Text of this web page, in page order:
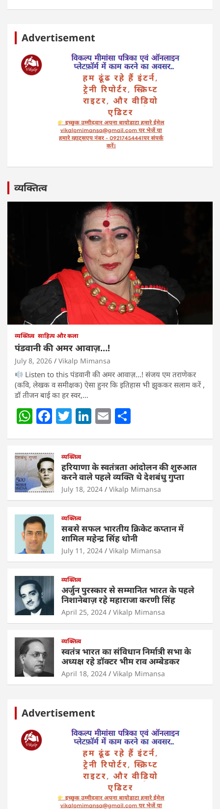
Advertisement
व्यक्तित्व
व्यक्तित्व साहित्य और कला
पंडवानी की अमर आवाज़…!
July 8, 2026 Vikalp Mimansa
Listen to this पंडवानी की अमर आवाज़…! संजय एम तराणेकर
(कवि, लेखक व समीक्षक) ऐसा हुनर कि इतिहास भी झुककर सलाम करें ,
डॉ तीजन बाई का हर स्वर,…
W
at
s
A
p
p
F
c
e
b
o
o
T
er
Li
e
dI
n
E
l e
व्यक्तित्व
हरियाणा के स्वतंत्रता आंदोलन की शुरुआत
करने वाले पहले व्यक्ति थे देशबंधु गुप्ता
July 18, 2024 Vikalp Mimansa
व्यक्तित्व
सबसे सफल भारतीय क्रिकेट कप्तान में
शामिल महेन्द्र सिंह धोनी
July 11, 2024 Vikalp Mimansa
व्यक्तित्व
अर्जुन पुरस्कार से सम्मानित भारत के पहले
निशानेबाज़ रहे महाराजा करणी सिंह
April 25, 2024 Vikalp Mimansa
व्यक्तित्व
स्वतंत्र भारत का संविधान निर्मात्री सभा के
अध्यक्ष रहे डॉक्टर भीम राव अम्बेडकर
April 18, 2024 Vikalp Mimansa
Advertisement